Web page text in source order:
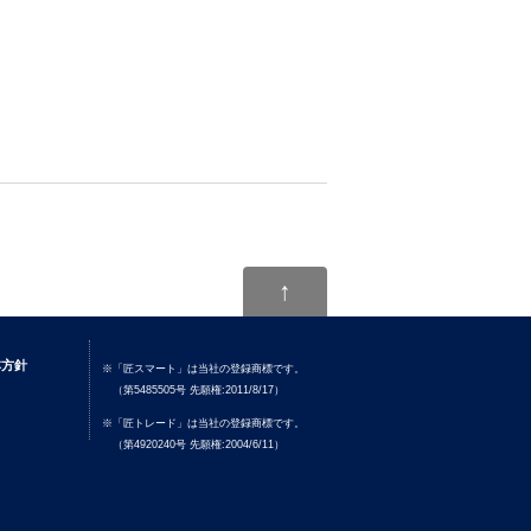
↑
針
※「匠スマート」は当社の登録商標です。
（第5485505号 先願権:2011/8/17）
※「匠トレード」は当社の登録商標です。
（第4920240号 先願権:2004/6/11）